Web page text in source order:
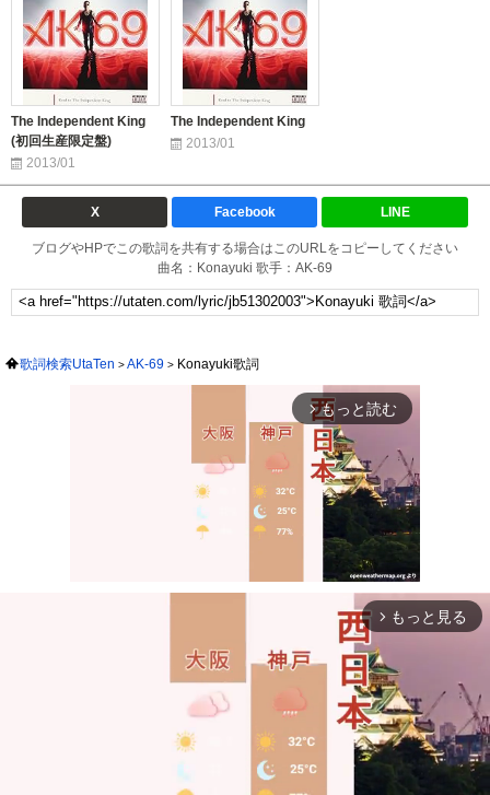
The Independent King
(初回生産限定盤)
2013/01
The Independent King
2013/01
X Facebook LINE
ブログやHPでこの歌詞を共有する場合はこのURLをコピーしてください
曲名：Konayuki 歌手：AK-69
歌詞検索UtaTen AK-69 Konayuki歌詞
arrow_forward_ios もっと読む
Mute
arrow_forward_ios もっと見る